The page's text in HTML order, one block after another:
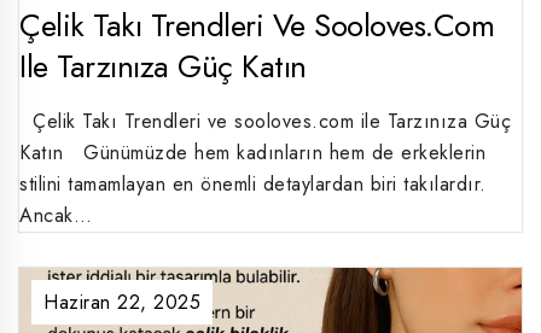
Çelik Takı Trendleri Ve Sooloves.com
Ile Tarzınıza Güç Katın
Çelik Takı Trendleri ve sooloves.com ile Tarzınıza Güç
Katın Günümüzde hem kadınların hem de erkeklerin
stilini tamamlayan en önemli detaylardan biri takılardır.
Ancak…
Haziran 22, 2025